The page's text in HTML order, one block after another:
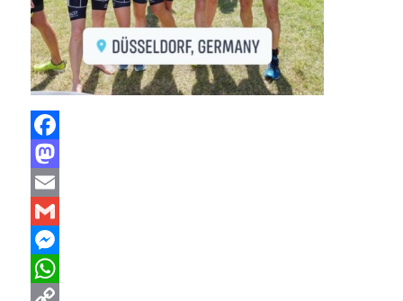
Facebook
Mastodon
Email
Gmail
Messenger
WhatsApp